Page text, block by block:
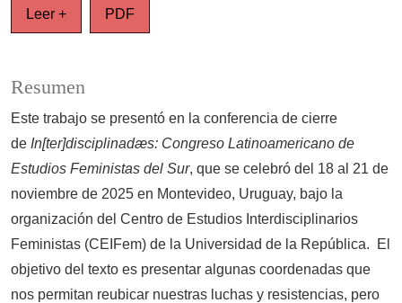
Leer + PDF
Resumen
Este trabajo se presentó en la conferencia de cierre
de In[ter]disciplinadæs: Congreso Latinoamericano de
Estudios Feministas del Sur, que se celebró del 18 al 21 de
noviembre de 2025 en Montevideo, Uruguay, bajo la
organización del Centro de Estudios Interdisciplinarios
Feministas (CEIFem) de la Universidad de la República. El
objetivo del texto es presentar algunas coordenadas que
nos permitan reubicar nuestras luchas y resistencias, pero